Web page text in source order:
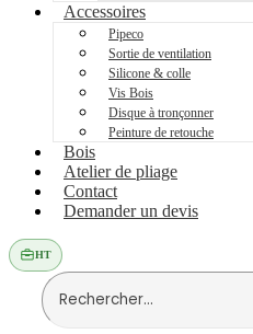
Accessoires
Pipeco
Sortie de ventilation
Silicone & colle
Vis Bois
Disque à tronçonner
Peinture de retouche
Bois
Atelier de pliage
Contact
Demander un devis
HT